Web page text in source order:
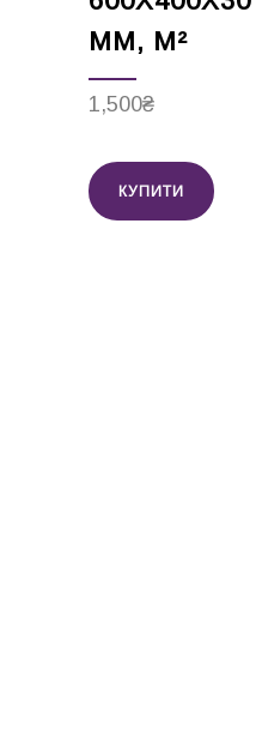
ММ, М²
1,500₴
КУПИТИ